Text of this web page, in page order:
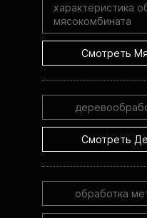
характеристика
мясокомбината
Смотреть
Смотреть
обработка